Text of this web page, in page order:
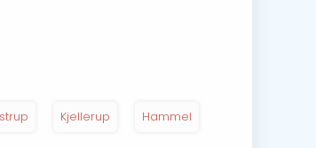
Kjellerup Hammel